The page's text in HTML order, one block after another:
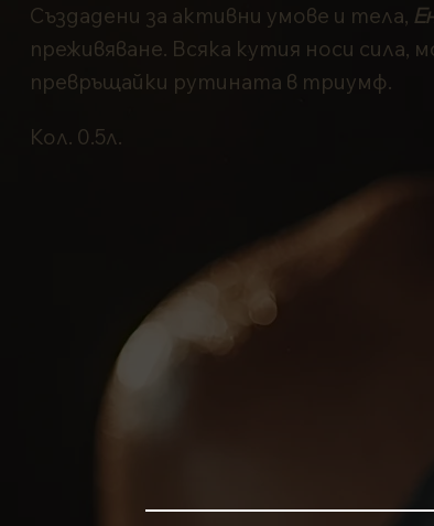
Създадени за активни умове и тела,
преживяване. Всяка кутия носи сила,
превръщайки рутината в триумф.
Кол. 0.5л.